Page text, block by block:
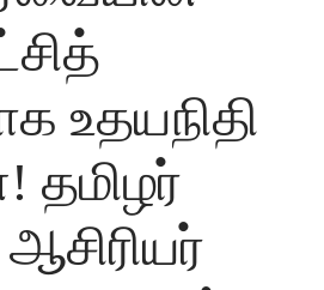
உதயநிதி
தமிழர்